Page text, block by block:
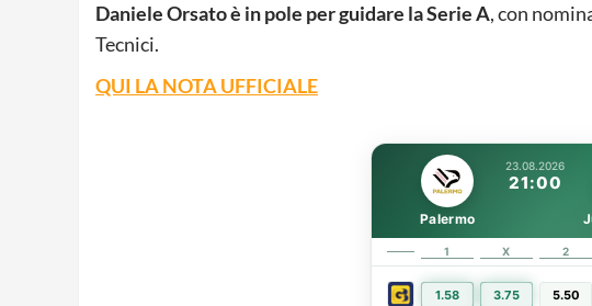
Daniele Orsato è in pole per guidare la Serie A, con
Tecnici.
QUI LA NOTA UFFICIALE
23.08.2026
21:00
Palermo
1 X 2
1.58 3.75 5.50